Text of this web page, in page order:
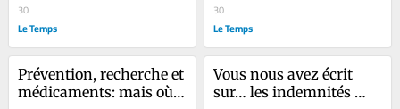
30
Le Temps
30
Le Temps
Prévention, recherche et
médicaments: mais où
Vous nous avez écrit
sur… les indemnités